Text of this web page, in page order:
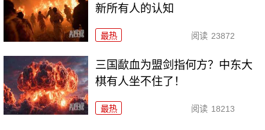
新所有人的认知
最热 阅读 23872
三国歃血为盟剑指何方？中东大
棋有人坐不住了！
最热 阅读 18213